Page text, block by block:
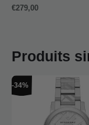
€279,00
Produits
-34%
initial
était :
€499,00.
Le
prix
actuel
est :